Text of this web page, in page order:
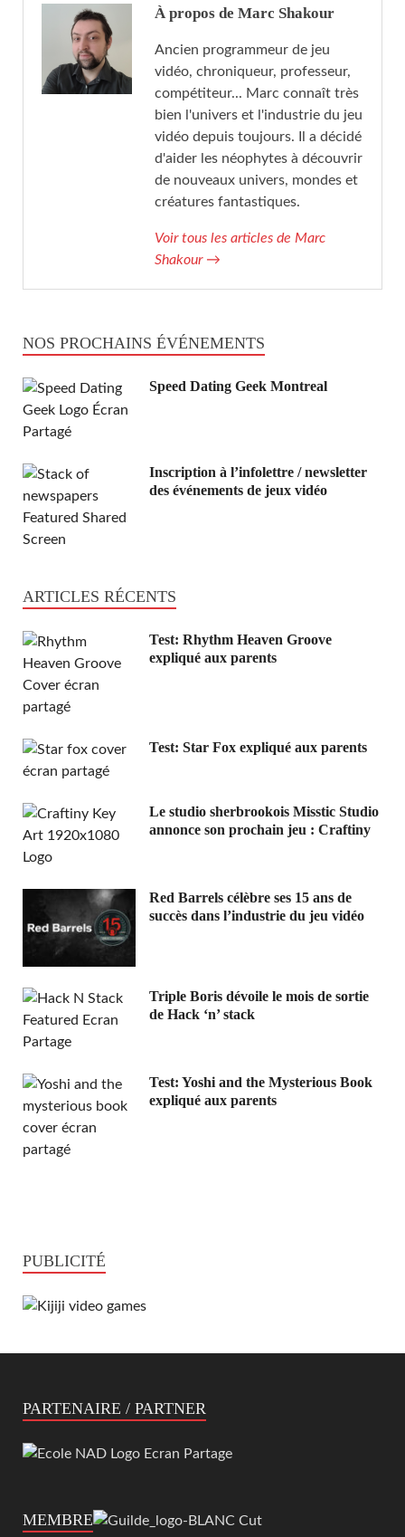
À propos de Marc Shakour
Ancien programmeur de jeu
vidéo, chroniqueur, professeur,
compétiteur... Marc connaît très
bien l'univers et l'industrie du jeu
vidéo depuis toujours. Il a décidé
d'aider les néophytes à découvrir
de nouveaux univers, mondes et
créatures fantastiques.
Voir tous les articles de Marc
Shakour →
NOS PROCHAINS ÉVÉNEMENTS
Speed Dating Geek Montreal
Inscription à l’infolettre / newsletter
des événements de jeux vidéo
ARTICLES RÉCENTS
Test: Rhythm Heaven Groove
expliqué aux parents
Test: Star Fox expliqué aux parents
Le studio sherbrookois Misstic Studio
annonce son prochain jeu : Craftiny
Red Barrels célèbre ses 15 ans de
succès dans l’industrie du jeu vidéo
Triple Boris dévoile le mois de sortie
de Hack ‘n’ stack
Test: Yoshi and the Mysterious Book
expliqué aux parents
PUBLICITÉ
PARTENAIRE / PARTNER
MEMBRE